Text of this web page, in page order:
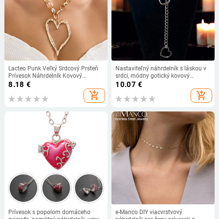
Lacteo Punk Veľký Srdcový Prsteň
Prívesok Náhrdelník Kovový
Retiazkový Prívesok Choker Ženy
Párty Šperky Na Krk Unisex Darčeky
Chlapčenské Nové
8.18 €
add_shopping_cart
Nastaviteľný náhrdelník s láskou v
srdci, módny gotický kovový
reťazec, prívesok, Y2k hip hop,
jednoduché dámske doplnky,
šperky, darček pre dievčatá a
10.07 €
add_shopping_cart
Prívesok s popolom domáceho
e-Manco DIY viacvrstvový